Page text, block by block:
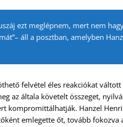
ezt meglépnem, mert nem
áll a posztban, amelyben
felvétel éles reakciókat
az általa követelt összeget,
kompromittálhatják. Hanzel
emlegette őt, tovább